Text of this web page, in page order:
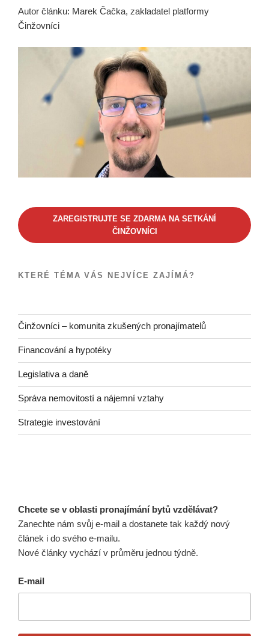
Autor článku: Marek Čačka, zakladatel platformy
Činžovníci
ZAREGISTRUJTE SE ZDARMA NA SETKÁNÍ
ČINŽOVNÍCI
KTERÉ TÉMA VÁS NEJVÍCE ZAJÍMÁ?
Činžovníci – komunita zkušených pronajímatelů
Financování a hypotéky
Legislativa a daně
Správa nemovitostí a nájemní vztahy
Strategie investování
Chcete se v oblasti pronajímání bytů vzdělávat?
Zanechte nám svůj e-mail a dostanete tak každý nový
článek i do svého e-mailu.
Nové články vychází v průměru jednou týdně.
E-mail